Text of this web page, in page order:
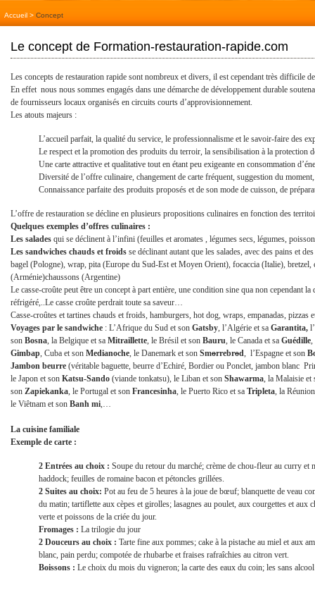
Accueil > Concept
Le concept de Formation-restauration-rapide.com
Les concepts de restauration rapide sont nombreux et divers, il est cependant très difficile
En effet nous nous sommes engagés dans une démarche de développement durable
de fournisseurs locaux organisés en circuits courts d’approvisionnement.
Les atouts majeurs :
L’accueil parfait, la qualité du service, le professionnalisme et le savoir-faire des
Le respect et la promotion des produits du terroir, la sensibilisation à la protection
Une carte attractive et qualitative tout en étant peu exigeante en consommation
Diversité de l’offre culinaire, changement de carte fréquent, suggestion du
Connaissance parfaite des produits proposés et de son mode de cuisson, de
L’offre de restauration se décline en plusieurs propositions culinaires en fonction des
Quelques exemples d’offres culinaires :
Les salades qui se déclinent à l’infini (feuilles et aromates , légumes secs, légumes,
Les sandwiches chauds et froids se déclinant autant que les salades, avec des pains et
bagel (Pologne), wrap, pita (Europe du Sud-Est et Moyen Orient), focaccia (Italie),
(Arménie)chaussons (Argentine)
Le casse-croûte peut être un concept à part entière, une condition sine qua non cependant
réfrigéré,..Le casse croûte perdrait toute sa saveur…
Casse-croûtes et tartines chauds et froids, hamburgers, hot dog, wraps, empanadas,
Voyages par le sandwiche : L’Afrique du Sud et son Gatsby, l’Algérie et sa Garantita,
son Bosna, la Belgique et sa Mitraillette, le Brésil et son Bauru, le Canada et sa Guédille,
Gimbap, Cuba et son Medianoche, le Danemark et son Smorrebrod, l’Espagne et son
Jambon beurre (véritable baguette, beurre d’Echiré, Bordier ou Ponclet, jambon blanc
le Japon et son Katsu-Sando (viande tonkatsu), le Liban et son Shawarma, la Malaisie et
son Zapiekanka, le Portugal et son Francesinha, le Puerto Rico et sa Tripleta, la
le Viêtnam et son Banh mi,…
La cuisine familiale
Exemple de carte :
2 Entrées au choix : Soupe du retour du marché; crème de chou-fleur au curry et
haddock; feuilles de romaine bacon et pétoncles grillées.
2 Suites au choix: Pot au feu de 5 heures à la joue de bœuf; blanquette de veau
du matin; tartiflette aux cèpes et girolles; lasagnes au poulet, aux courgettes et
verte et poissons de la criée du jour.
Fromages : La trilogie du jour
2 Douceurs au choix : Tarte fine aux pommes; cake à la pistache au miel et aux
blanc, pain perdu; compotée de rhubarbe et fraises rafraîchies au citron vert.
Boissons : Le choix du mois du vigneron; la carte des eaux du coin; les sans